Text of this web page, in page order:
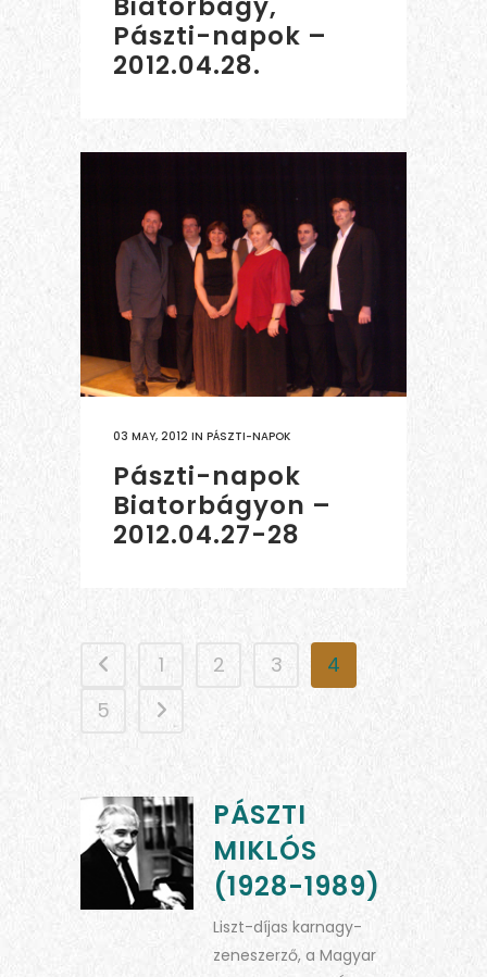
Pászti-napok –
2012.04.28.
03 MAY, 2012 IN PÁSZTI-NAPOK
Pászti-napok
Biatorbágyon –
2012.04.27-28
1 2 3
4
5
PÁSZTI
MIKLÓS
(1928-1989)
Liszt-díjas karnagy-
zeneszerző, a Magyar